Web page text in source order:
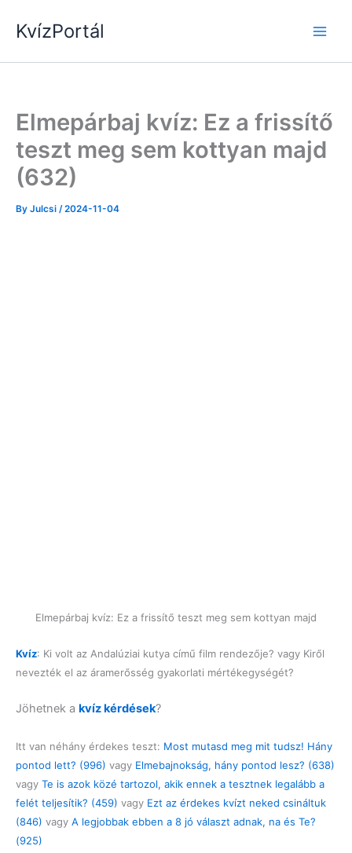
KvízPortál
Elmepárbaj kvíz: Ez a frissítő
teszt meg sem kottyan majd
(632)
By Julcsi /2024-11-04
Elmepárbaj kvíz: Ez a frissítő teszt meg sem kottyan majd
Kvíz: Ki volt az Andalúziai kutya című film rendezője? vagy Kiről
nevezték el az áramerősség gyakorlati mértékegységét?
Jöhetnek a kvíz kérdések?
Itt van néhány érdekes teszt: Most mutasd meg mit tudsz! Hány
pontod lett? (996) vagy Elmebajnokság, hány pontod lesz? (638)
vagy Te is azok közé tartozol, akik ennek a tesztnek legalább a
felét teljesítik? (459) vagy Ezt az érdekes kvízt neked csináltuk
(846) vagy A legjobbak ebben a 8 jó választ adnak, na és Te?
(925)